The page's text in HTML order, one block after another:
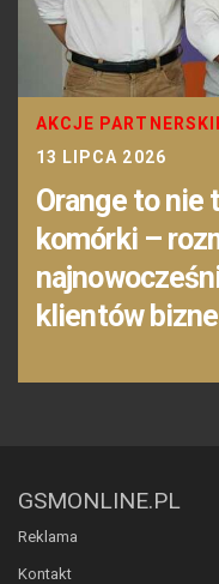
AKCJE
13 LIPCA 2026
Orange to nie
komórki –
klientów
GSMONLINE.PL
Reklama
Kontakt